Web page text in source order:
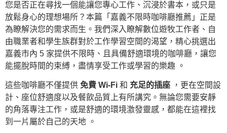
您是否正在尋找一個能讓您專心工作、沉浸於書本，或只是
放鬆身心的理想場所？本篇「嘉義不限時咖啡廳推薦」正是
為瞭解決您的需求而生。我們深入瞭解數位遊牧工作者、自
由職業者和學生族群對於工作學習空間的渴望，精心挑選出
嘉義市內 5 家提供不限時、且具備舒適環境的咖啡廳，讓您
能擺脫時間的束縛，盡情享受工作或學習的樂趣 。
這些咖啡廳不僅提供 免費 Wi-Fi 和 充足的插座 ，更在空間設
計、座位舒適度以及餐飲品質上有所講究。無論您需要安靜
的角落專注工作，或是舒適的環境激發靈感，都能在這裡找
到一片屬於自己的天地 。